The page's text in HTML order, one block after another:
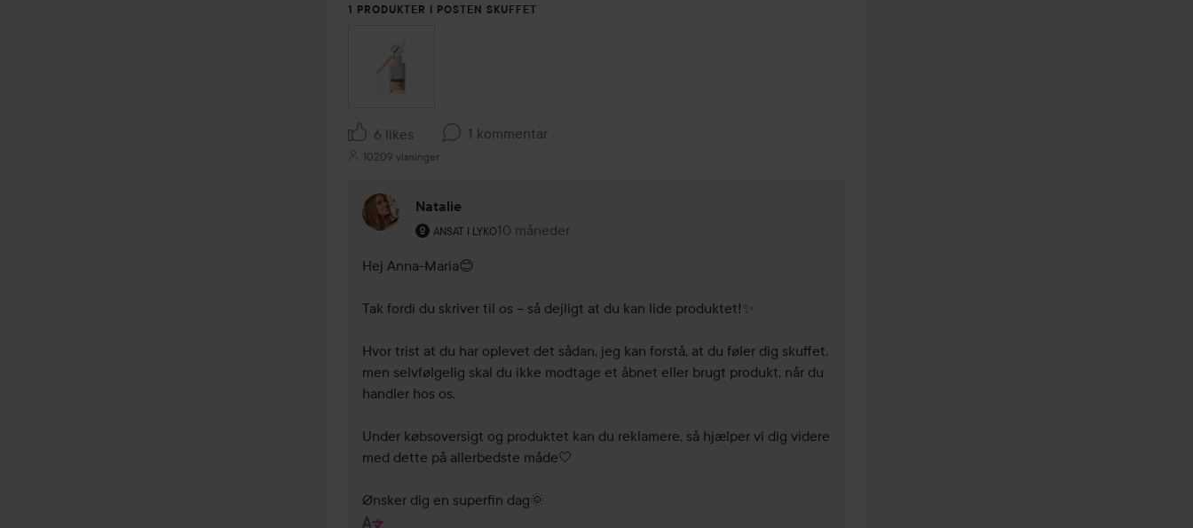
1 PRODUKTER I POSTEN SKUFFET
6 likes 1 kommentar
10209 visninger
Natalie
ANSAT I LYKO
Brugerens rolle: Ansat i Lyko.
10 måneder
Kommentaren lades 10 måneder
Hej Anna-Maria😊
Tak fordi du skriver til os – så dejligt at du kan lide produktet!✨
Hvor trist at du har oplevet det sådan, jeg kan forstå, at du føler dig skuffet,
men selvfølgelig skal du ikke modtage et åbnet eller brugt produkt, når du
handler hos os.
Under købsoversigt og produktet kan du reklamere, så hjælper vi dig videre
med dette på allerbedste måde🤍
Ønsker dig en superfin dag🌞